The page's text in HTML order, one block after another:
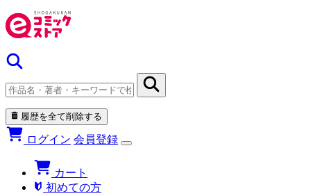
履歴を全て削除する
ログイン 会員登録
カート
初めての方